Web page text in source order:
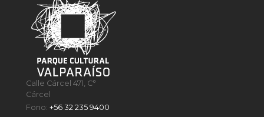
Calle Cárcel 471, C°
Cárcel
Fono:+56 32 235 9400